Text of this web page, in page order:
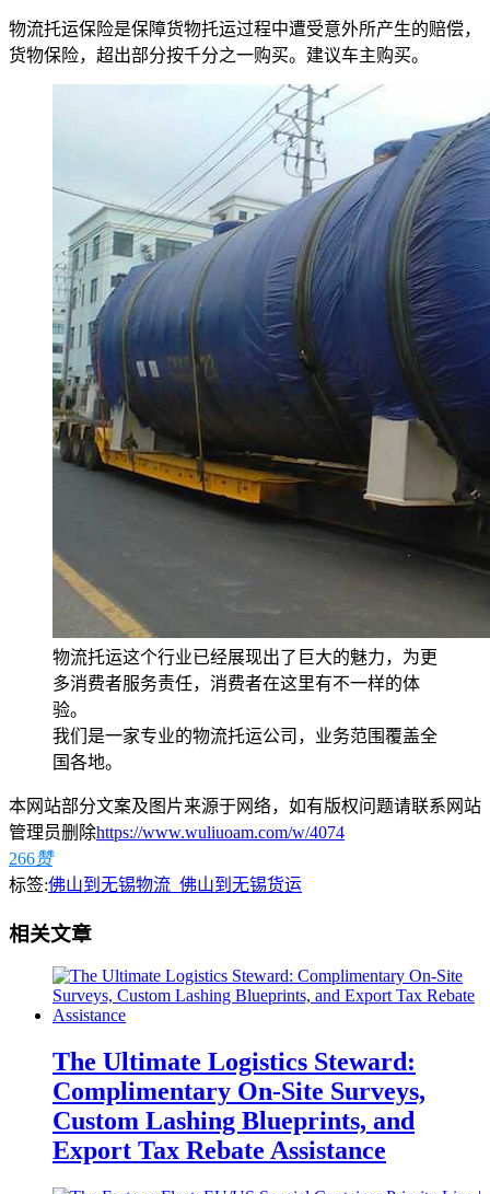
物流托运保险是保障货物托运过程中遭受意外所产生的赔偿，
货物保险，超出部分按千分之一购买。建议车主购买。
物流托运这个行业已经展现出了巨大的魅力，为更
多消费者服务责任，消费者在这里有不一样的体
验。
我们是一家专业的物流托运公司，业务范围覆盖全
国各地。
本网站部分文案及图片来源于网络，如有版权问题请联系网站
管理员删除https://www.wuliuoam.com/w/4074
266赞
标签:佛山到无锡物流_佛山到无锡货运
相关文章
The Ultimate Logistics Steward:
Complimentary On-Site Surveys,
Custom Lashing Blueprints, and
Export Tax Rebate Assistance